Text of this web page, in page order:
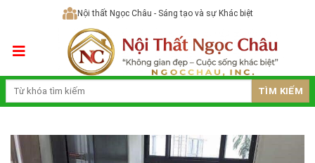
content
Nội thất Ngọc Châu - Sáng tạo và sự Khác biệt
TÌM KIẾM